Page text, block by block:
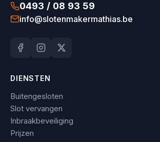
0493 / 08 93 59
info@slotenmakermathias.be
DIENSTEN
Buitengesloten
Slot vervangen
Inbraakbeveiliging
Prijzen